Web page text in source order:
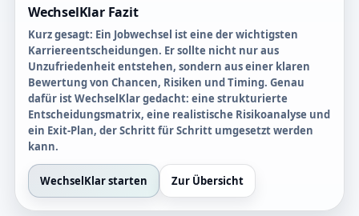
WechselKlar Fazit
Kurz gesagt: Ein Jobwechsel ist eine der wichtigsten
Karriereentscheidungen. Er sollte nicht nur aus
Unzufriedenheit entstehen, sondern aus einer klaren
Bewertung von Chancen, Risiken und Timing. Genau
dafür ist WechselKlar gedacht: eine strukturierte
Entscheidungsmatrix, eine realistische Risikoanalyse und
ein Exit-Plan, der Schritt für Schritt umgesetzt werden
kann.
WechselKlar starten Zur Übersicht